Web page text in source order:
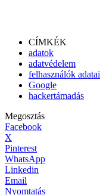
CÍMKÉK
adatok
adatvédelem
felhasználók adatai
Google
hackertámadás
Megosztás
Facebook
X
Pinterest
WhatsApp
Linkedin
Email
Nyomtatás